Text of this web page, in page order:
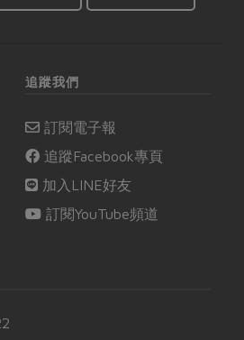
追蹤我們
訂閱電子報
追蹤Facebook專頁
加入LINE好友
訂閱YouTube頻道